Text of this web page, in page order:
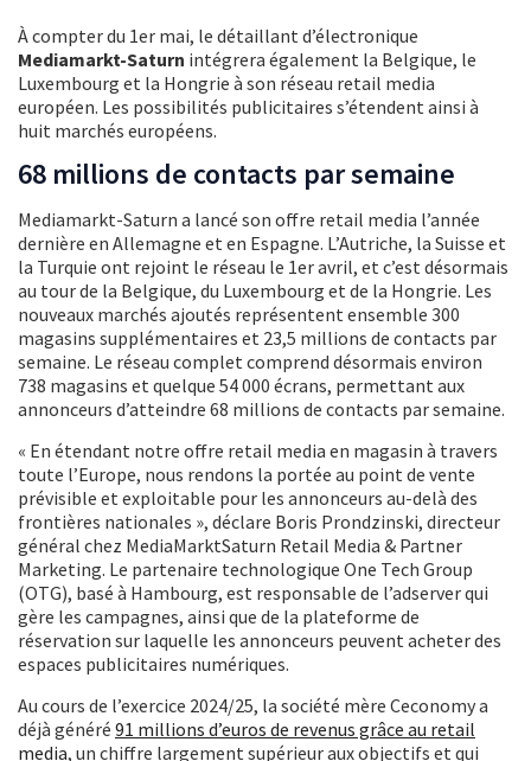
À compter du 1er mai, le détaillant d’électronique
Mediamarkt-Saturn intégrera également la Belgique, le
Luxembourg et la Hongrie à son réseau retail media
européen. Les possibilités publicitaires s’étendent ainsi à
huit marchés européens.
68 millions de contacts par semaine
Mediamarkt-Saturn a lancé son offre retail media l’année
dernière en Allemagne et en Espagne. L’Autriche, la Suisse et
la Turquie ont rejoint le réseau le 1er avril, et c’est désormais
au tour de la Belgique, du Luxembourg et de la Hongrie. Les
nouveaux marchés ajoutés représentent ensemble 300
magasins supplémentaires et 23,5 millions de contacts par
semaine. Le réseau complet comprend désormais environ
738 magasins et quelque 54 000 écrans, permettant aux
annonceurs d’atteindre 68 millions de contacts par semaine.
« En étendant notre offre retail media en magasin à travers
toute l’Europe, nous rendons la portée au point de vente
prévisible et exploitable pour les annonceurs au-delà des
frontières nationales », déclare Boris Prondzinski, directeur
général chez MediaMarktSaturn Retail Media & Partner
Marketing. Le partenaire technologique One Tech Group
(OTG), basé à Hambourg, est responsable de l’adserver qui
gère les campagnes, ainsi que de la plateforme de
réservation sur laquelle les annonceurs peuvent acheter des
espaces publicitaires numériques.
Au cours de l’exercice 2024/25, la société mère Ceconomy a
déjà généré 91 millions d’euros de revenus grâce au retail
media, un chiffre largement supérieur aux objectifs et qui